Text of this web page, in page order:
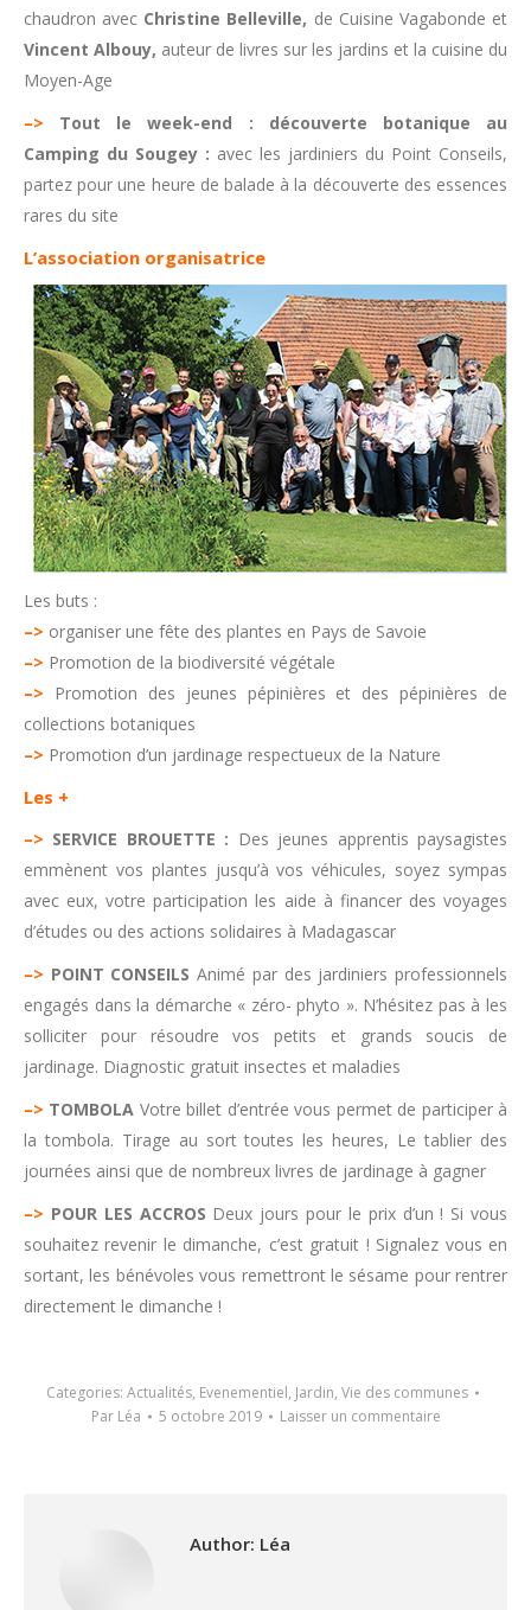
chaudron avec Christine Belleville, de Cuisine Vagabonde et
Vincent Albouy, auteur de livres sur les jardins et la cuisine du
Moyen-Age
–> Tout le week-end : découverte botanique au
Camping du Sougey : avec les jardiniers du Point Conseils,
partez pour une heure de balade à la découverte des essences
rares du site
L’association organisatrice
Les buts :
–> organiser une fête des plantes en Pays de Savoie
–> Promotion de la biodiversité végétale
–> Promotion des jeunes pépinières et des pépinières de
collections botaniques
–> Promotion d’un jardinage respectueux de la Nature
Les +
–> SERVICE BROUETTE : Des jeunes apprentis paysagistes
emmènent vos plantes jusqu’à vos véhicules, soyez sympas
avec eux, votre participation les aide à financer des voyages
d’études ou des actions solidaires à Madagascar
–> POINT CONSEILS Animé par des jardiniers professionnels
engagés dans la démarche « zéro- phyto ». N’hésitez pas à les
solliciter pour résoudre vos petits et grands soucis de
jardinage. Diagnostic gratuit insectes et maladies
–> TOMBOLA Votre billet d’entrée vous permet de participer à
la tombola. Tirage au sort toutes les heures, Le tablier des
journées ainsi que de nombreux livres de jardinage à gagner
–> POUR LES ACCROS Deux jours pour le prix d’un ! Si vous
souhaitez revenir le dimanche, c’est gratuit ! Signalez vous en
sortant, les bénévoles vous remettront le sésame pour rentrer
directement le dimanche !
Categories: Actualités, Evenementiel, Jardin, Vie des communes
Par Léa 5 octobre 2019 Laisser un commentaire
Author: Léa